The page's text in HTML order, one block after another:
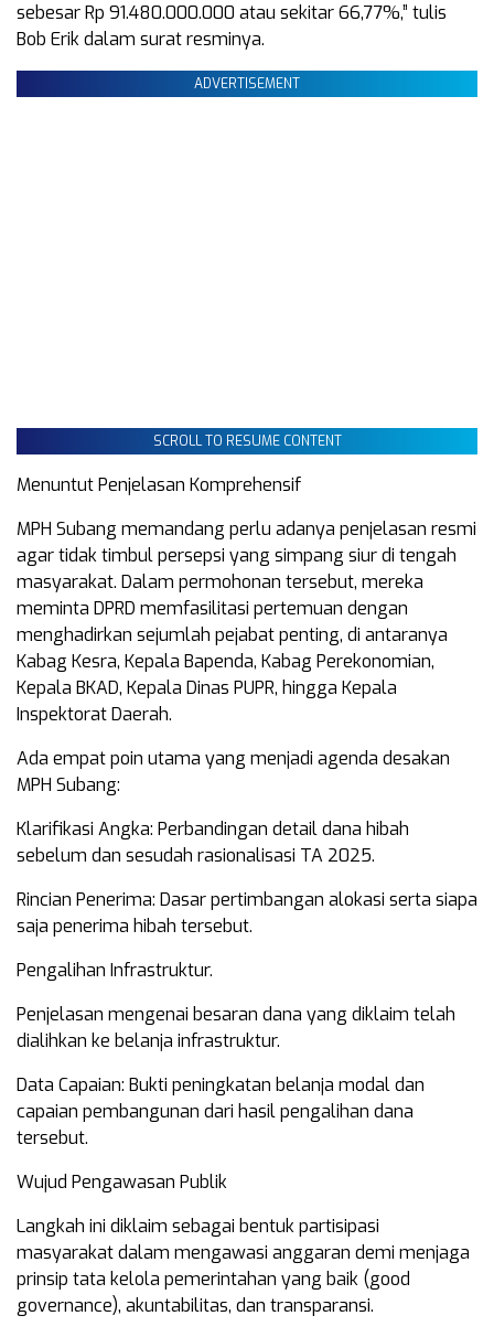
sebesar Rp 91.480.000.000 atau sekitar 66,77%,” tulis
Bob Erik dalam surat resminya.
ADVERTISEMENT
SCROLL TO RESUME CONTENT
Menuntut Penjelasan Komprehensif
MPH Subang memandang perlu adanya penjelasan resmi
agar tidak timbul persepsi yang simpang siur di tengah
masyarakat. Dalam permohonan tersebut, mereka
meminta DPRD memfasilitasi pertemuan dengan
menghadirkan sejumlah pejabat penting, di antaranya
Kabag Kesra, Kepala Bapenda, Kabag Perekonomian,
Kepala BKAD, Kepala Dinas PUPR, hingga Kepala
Inspektorat Daerah.
Ada empat poin utama yang menjadi agenda desakan
MPH Subang:
Klarifikasi Angka: Perbandingan detail dana hibah
sebelum dan sesudah rasionalisasi TA 2025.
Rincian Penerima: Dasar pertimbangan alokasi serta siapa
saja penerima hibah tersebut.
Pengalihan Infrastruktur.
Penjelasan mengenai besaran dana yang diklaim telah
dialihkan ke belanja infrastruktur.
Data Capaian: Bukti peningkatan belanja modal dan
capaian pembangunan dari hasil pengalihan dana
tersebut.
Wujud Pengawasan Publik
Langkah ini diklaim sebagai bentuk partisipasi
masyarakat dalam mengawasi anggaran demi menjaga
prinsip tata kelola pemerintahan yang baik (good
governance), akuntabilitas, dan transparansi.